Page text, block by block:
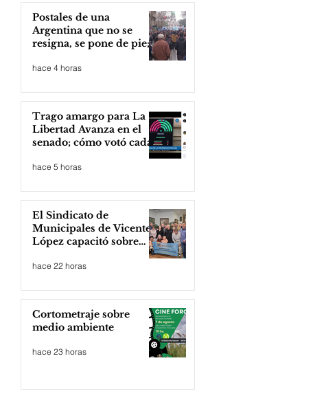
Postales de una
Argentina que no se
resigna, se pone de pie;
hace 4 horas
Trago amargo para La
Libertad Avanza en el
senado; cómo votó cada
hace 5 horas
El Sindicato de
Municipales de Vicente
López capacitó sobre
hace 22 horas
Cortometraje sobre
medio ambiente
hace 23 horas